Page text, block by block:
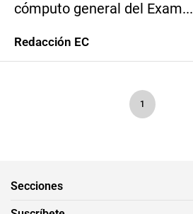
cómputo general del Exam...
Redacción EC
1
Secciones